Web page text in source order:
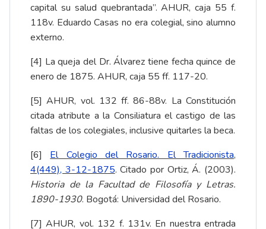
capital su salud quebrantada”. AHUR, caja 55 f.
118v. Eduardo Casas no era colegial, sino alumno
externo.
[4] La queja del Dr. Álvarez tiene fecha quince de
enero de 1875. AHUR, caja 55 ff. 117-20.
[5] AHUR, vol. 132 ff. 86-88v. La Constitución
citada atribute a la Consiliatura el castigo de las
faltas de los colegiales, inclusive quitarles la beca.
[6]
El Colegio del Rosario. El Tradicionista,
4(449), 3-12-1875. Citado por Ortiz, Á. (2003).
Historia de la Facultad de Filosofía y Letras.
1890-1930. Bogotá: Universidad del Rosario.
[7] AHUR, vol. 132 f. 131v. En nuestra entrada